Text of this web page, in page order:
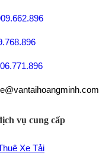
vụ cung cấp
Xe Tải